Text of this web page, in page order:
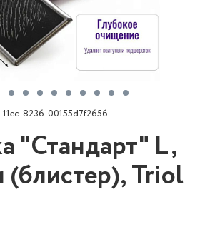
8236-00155d7f2656
"Стандарт" L,
(блистер), Triol